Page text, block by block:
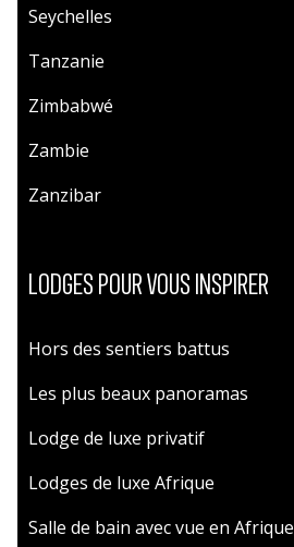
Seychelles
Tanzanie
Zimbabwé
Zambie
Zanzibar
LODGES POUR VOUS INSPIRER
Hors des sentiers battus
Les plus beaux panoramas
Lodge de luxe privatif
Lodges de luxe Afrique
Salle de bain avec vue en Afrique